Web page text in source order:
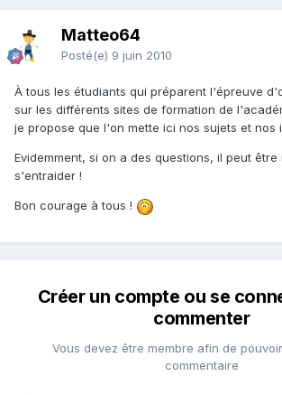
Matteo64
Posté(e) 9 juin 2010
À tous les étudiants qui préparent l'épreuve
sur les différents sites de formation de
je propose que l'on mette ici nos sujets et nos
Evidemment, si on a des questions, il peut être
s'entraider !
Bon courage à tous !
Créer un compte ou se
commenter
Vous devez être membre afin de
commentaire